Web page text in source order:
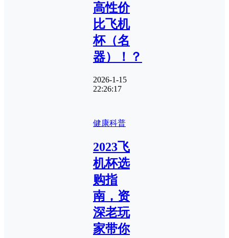
高性价
比飞机
杯（名
器）！？
2026-1-15
22:26:17
健康科普
2023飞
机杯选
购指
南，资
深老玩
家带你